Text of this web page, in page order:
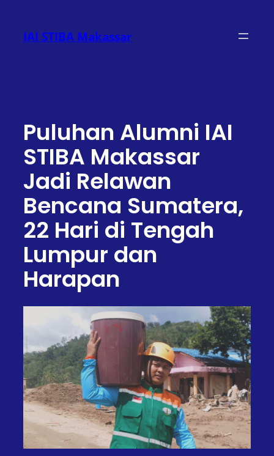
konten
IAI STIBA Makassar
Puluhan Alumni IAI
STIBA Makassar
Jadi Relawan
Bencana Sumatera,
22 Hari di Tengah
Lumpur dan
Harapan